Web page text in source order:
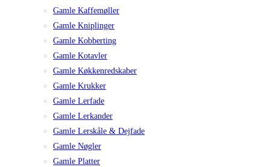
Gamle Kaffemøller
Gamle Kniplinger
Gamle Kobberting
Gamle Kotavler
Gamle Køkkenredskaber
Gamle Krukker
Gamle Lerfade
Gamle Lerkander
Gamle Lerskåle & Dejfade
Gamle Nøgler
Gamle Platter